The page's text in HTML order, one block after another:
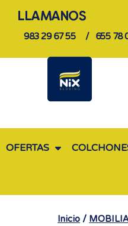
LLAMANOS
983 29 67 55 / 655 78
OFERTAS
Inicio /